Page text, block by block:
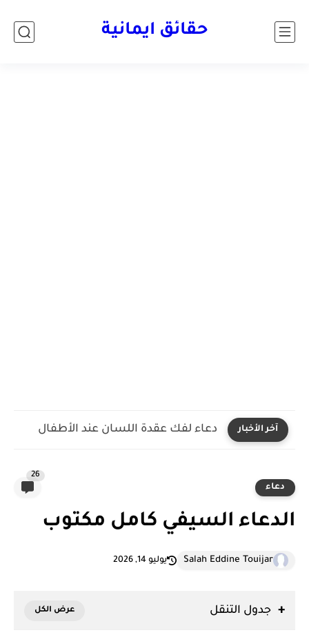
حقائق ايمانية
آخر الأخبار دعاء لفك عقدة اللسان عند الأطفال
دعاء
26
الدعاء السيفي كامل مكتوب
Salah Eddine Touijar يوليو 14, 2026
جدول التنقل